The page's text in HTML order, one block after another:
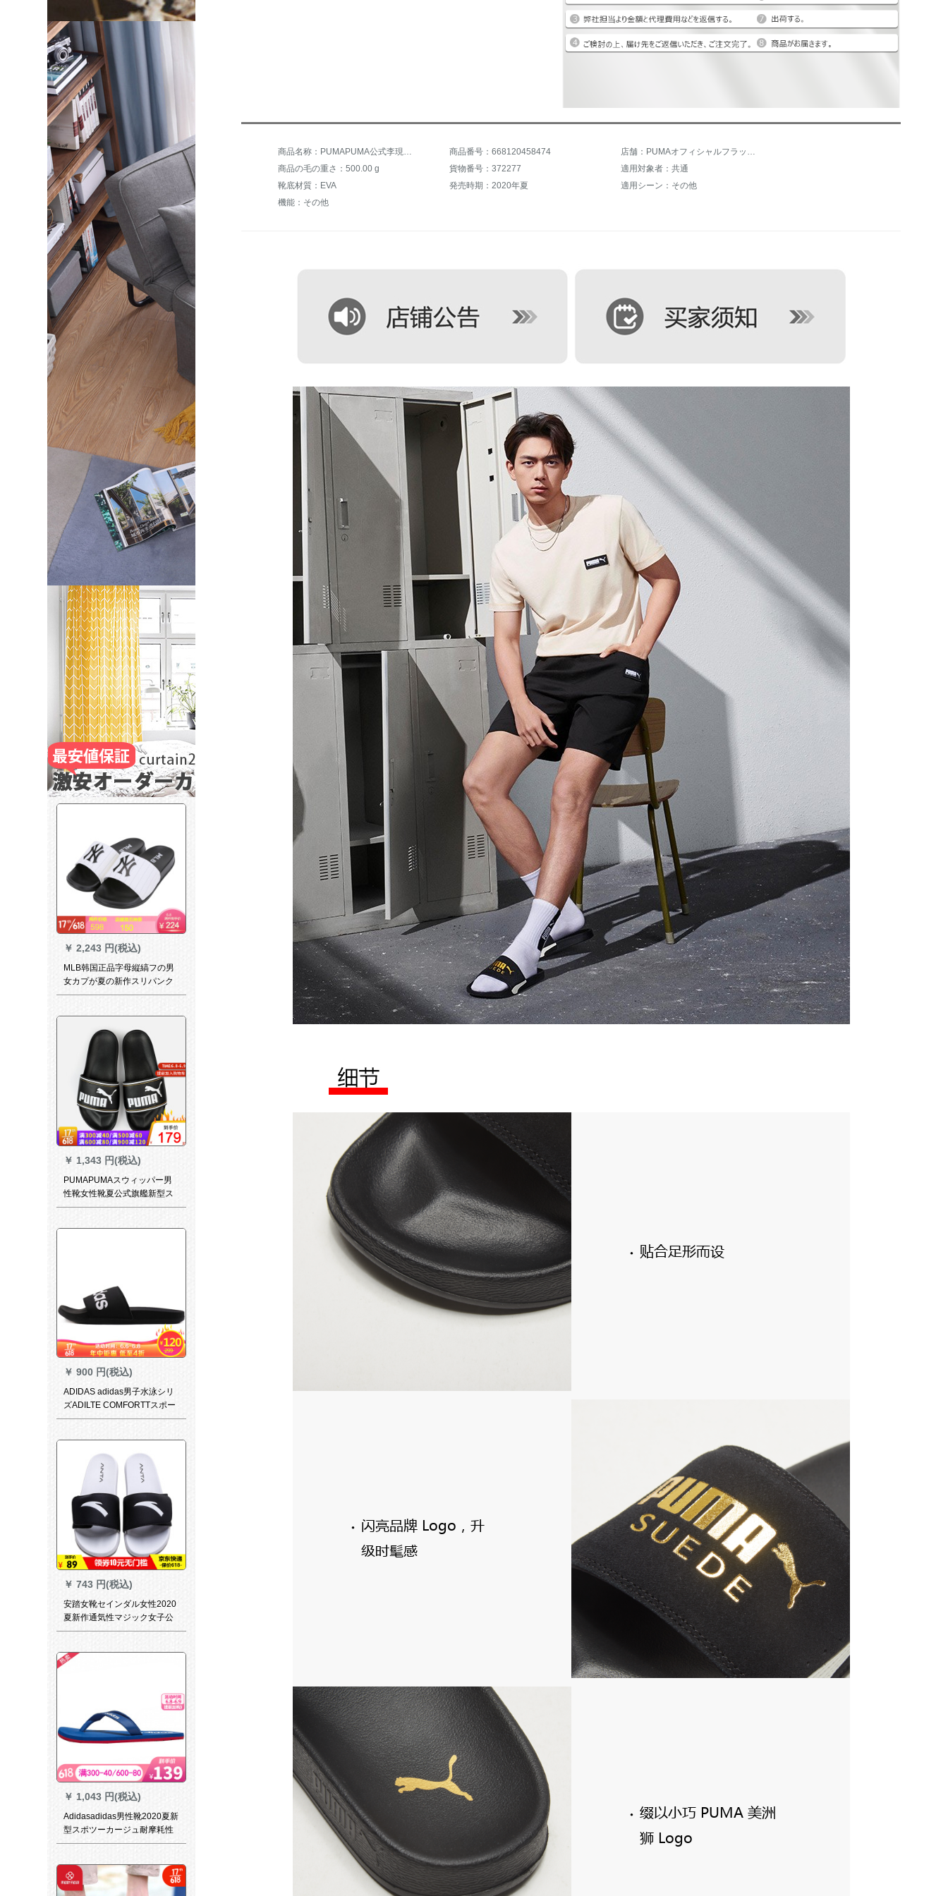
￥ 2,243 円(税込)
MLB韩国正品字母縦縞フの男
女カプが夏の新作スリパンク
の白地に2800 mm
￥ 1,343 円(税込)
PUMAPUMAスウィッパー男
性靴女性靴夏公式旗艦新型ス
ニカーンアウドアロル通気性
￥ 900 円(税込)
ADIDAS adidas男子水泳シリ
ズADILTE COMFORTTスポー
ツスポーツツサルB 4207 40.5
￥ 743 円(税込)
安踏女靴セインダル女性2020
夏新作通気性マジック女子公
式専门店-2黒/安踏白36.5
￥ 1,043 円(税込)
Adidasadidas男性靴2020夏新
型スポツーカージュ耐摩耗性
砂浜人字けん引スーパー2040
商品名称：PUMAPUMA公式李現同じ新型の男女同金LogoスリッパLEADCAT 372277黒-金-米白01 40.5 商品番号：668120458474
店舗：PUMAオフィシャルフラッグシップショップ
商品の毛の重さ：500.00 g
貨物番号：372277
適用対象者：共通
靴底材質：EVA
発売時期：2020年夏
適用シーン：その他
機能：その他